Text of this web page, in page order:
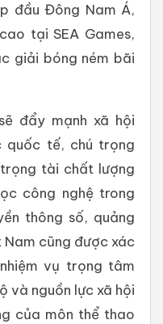
đầu Đông Nam Á,
tại SEA Games,
giải bóng ném bãi
đẩy mạnh xã hội
quốc tế, chú trọng
tài chất lượng
công nghệ trong
thông số, quảng
Nam cũng được xác
vụ trọng tâm
và nguồn lực xã hội
của môn thể thao